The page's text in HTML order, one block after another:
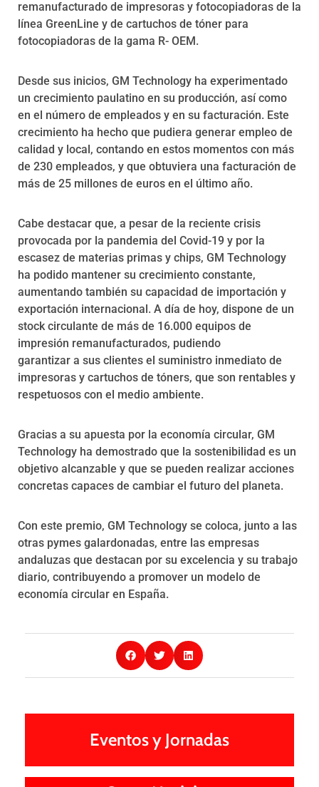
remanufacturado de impresoras y fotocopiadoras de la
línea GreenLine y de cartuchos de tóner para
fotocopiadoras de la gama R- OEM.
Desde sus inicios, GM Technology ha experimentado
un crecimiento paulatino en su producción, así como
en el número de empleados y en su facturación. Este
crecimiento ha hecho que pudiera generar empleo de
calidad y local, contando en estos momentos con más
de 230 empleados, y que obtuviera una facturación de
más de 25 millones de euros en el último año.
Cabe destacar que, a pesar de la reciente crisis
provocada por la pandemia del Covid-19 y por la
escasez de materias primas y chips, GM Technology
ha podido mantener su crecimiento constante,
aumentando también su capacidad de importación y
exportación internacional. A día de hoy, dispone de un
stock circulante de más de 16.000 equipos de
impresión remanufacturados, pudiendo
garantizar a sus clientes el suministro inmediato de
impresoras y cartuchos de tóners, que son rentables y
respetuosos con el medio ambiente.
Gracias a su apuesta por la economía circular, GM
Technology ha demostrado que la sostenibilidad es un
objetivo alcanzable y que se pueden realizar acciones
concretas capaces de cambiar el futuro del planeta.
Con este premio, GM Technology se coloca, junto a las
otras pymes galardonadas, entre las empresas
andaluzas que destacan por su excelencia y su trabajo
diario, contribuyendo a promover un modelo de
economía circular en España.
Eventos y Jornadas